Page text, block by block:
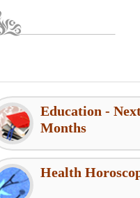
Education -
Months
Health